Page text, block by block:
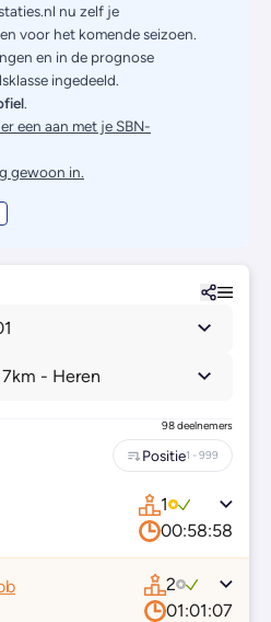
nu zelf je
voor het komende seizoen.
en in de prognose
ingedeeld.
.
een aan met je SBN-
gewoon in.
- Heren
98 deelnemers
Positie1 - 999
1
00:58:58
2
01:01:07